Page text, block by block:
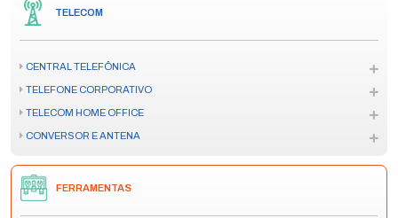
TELECOM
CENTRAL TELEFÔNICA
TELEFONE CORPORATIVO
TELECOM HOME OFFICE
CONVERSOR E ANTENA
FERRAMENTAS